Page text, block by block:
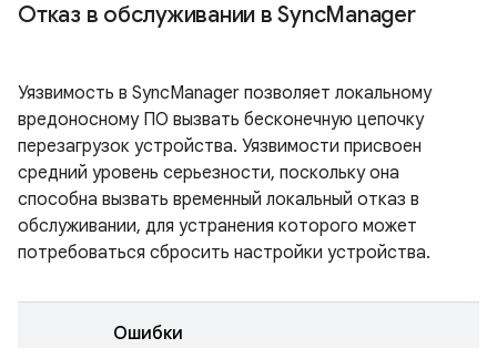
Отказ в обслуживании в SyncManager
Уязвимость в SyncManager позволяет локальному
вредоносному ПО вызвать бесконечную цепочку
перезагрузок устройства. Уязвимости присвоен
средний уровень серьезности, поскольку она
способна вызвать временный локальный отказ в
обслуживании, для устранения которого может
потребоваться сбросить настройки устройства.
Ошибки